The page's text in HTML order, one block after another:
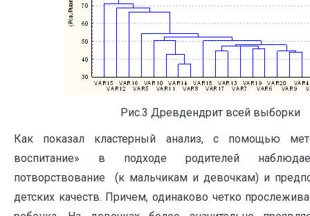
Рис.3 Древдендрит всей выборки
Как показал кластерный анализ, с помощью
воспитание» в подходе родителей
потворствование (к мальчикам и девочкам) и
детских качеств. Причем, одинаково четко